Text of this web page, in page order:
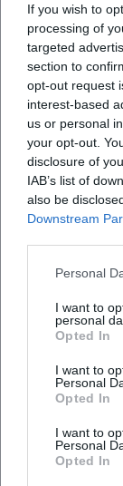
If you wish to
processing of
targeted
section to
opt-out request
interest-based
us or personal
your opt-out.
disclosure of
IAB’s list of
also be
Downstream
Personal
I want to
personal
Opted In
I want to
Personal
Opted In
I want to
Personal
Opted In
Häufig
Wann
Was wird
Was kostet
Ist das
Findet das